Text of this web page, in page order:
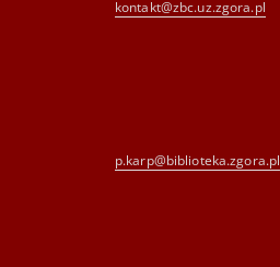
kontakt@zbc.uz.zgora.pl
p.karp@biblioteka.zgora.pl